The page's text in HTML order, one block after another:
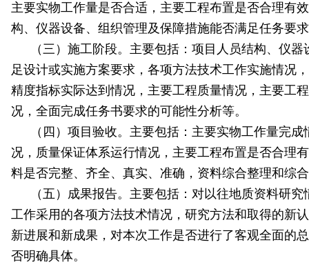
主要实物工作量是否合适，主要工程布置是否合理有
构、仪器设备、组织管理及保障措施能否满足任务要
（三）施工阶段。主要包括：项目人员结构、仪
足设计或实施方案要求，各项方法技术工作实施情况
精度指标实际达到情况，主要工程质量情况，主要工
况，全面完成任务书要求的可能性分析等。
（四）项目验收。主要包括：主要实物工作量完
况，质量保证体系运行情况，主要工程布置是否合理
料是否完整、齐全、真实、准确，资料综合整理和综
（五）成果报告。主要包括：对以往地质资料研
工作采用的各项方法技术情况，研究方法和取得的新
新进展和新成果，对本次工作是否进行了客观全面的
否明确具体。